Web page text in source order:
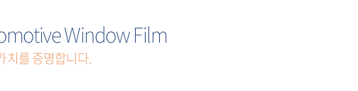
Window Film
치를 증명합니다.